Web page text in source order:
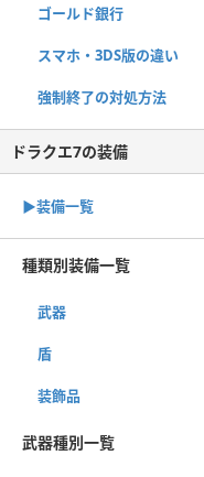
ゴールド銀行
スマホ・3DS版の違い
強制終了の対処方法
ドラクエ7の装備
▶︎装備一覧
種類別装備一覧
武器
盾
装飾品
武器種別一覧